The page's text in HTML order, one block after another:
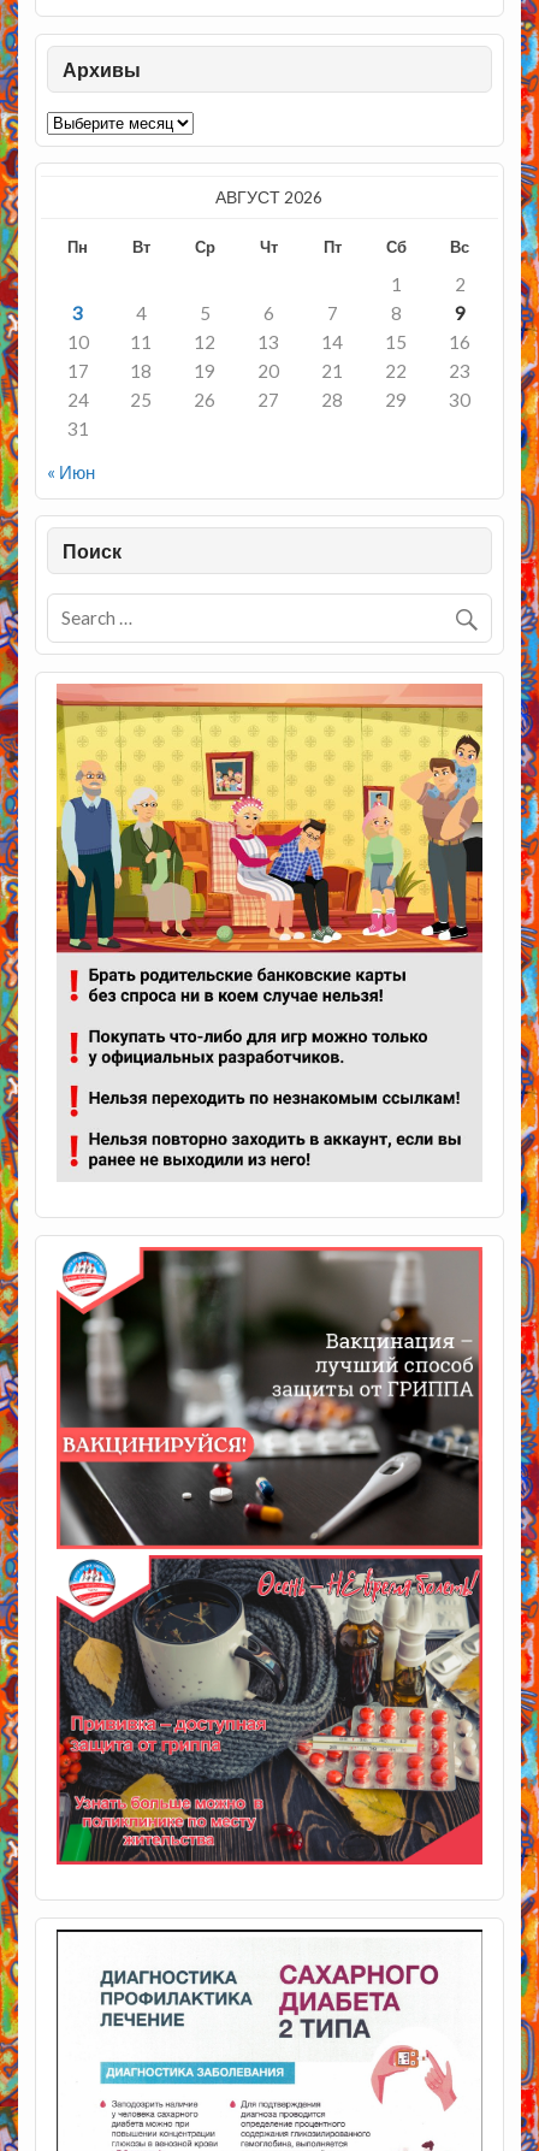
Архивы
Архивы
АВГУСТ 2026
Пн Вт Ср Чт Пт Сб Вс
« Июн
1
2
3
4 5 6 7 8
9
10
11 12 13 14 15
16
17
18 19 20 21 22
23
24
25 26 27 28 29
30
31
Поиск